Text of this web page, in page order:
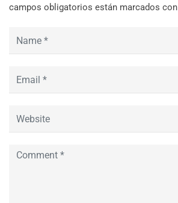
campos obligatorios están marcados con